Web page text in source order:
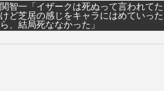
関智一「イザークは死ぬって言われてた
けど芝居の感じをキャラにはめていった
ら、結局死ななかった」